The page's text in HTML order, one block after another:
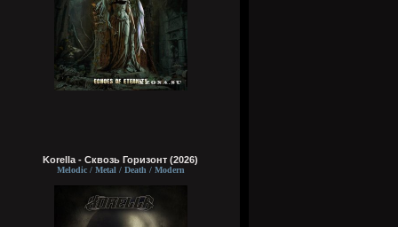
Korella - Сквозь Горизонт (2026)
Melodic / Metal / Death / Modern